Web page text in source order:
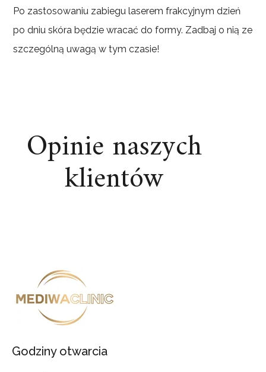
Po zastosowaniu zabiegu laserem frakcyjnym dzień
po dniu skóra będzie wracać do formy. Zadbaj o nią ze
szczególną uwagą w tym czasie!
Opinie naszych
klientów
Godziny otwarcia